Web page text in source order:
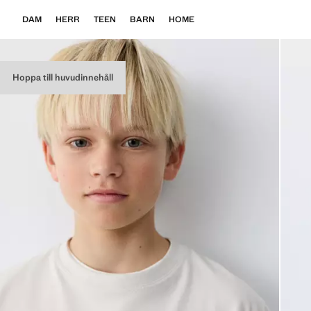
Hoppa till huvudinnehåll
DAM HERR TEEN BARN HOME